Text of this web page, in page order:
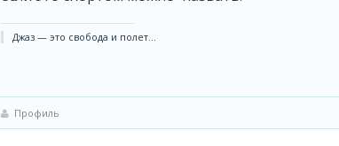
Джаз — это свобода и полет...
Профиль